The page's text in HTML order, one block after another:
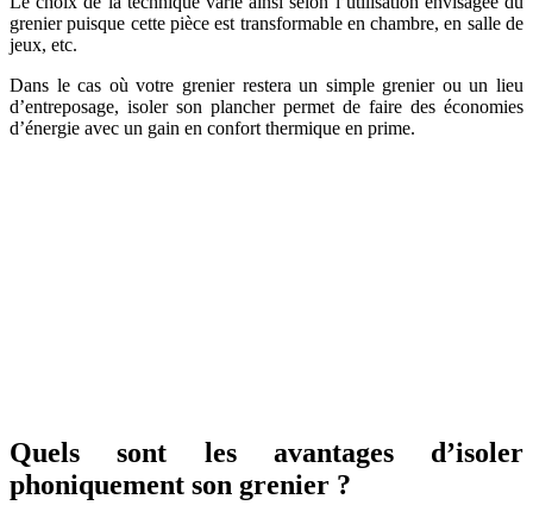
grenier puisque cette pièce est transformable en chambre, en salle de
jeux, etc.
Dans le cas où votre grenier restera un simple grenier ou un lieu
d’entreposage, isoler son plancher permet de faire des économies
d’énergie avec un gain en confort thermique en prime.
Quels sont les avantages d’isoler
phoniquement son grenier ?